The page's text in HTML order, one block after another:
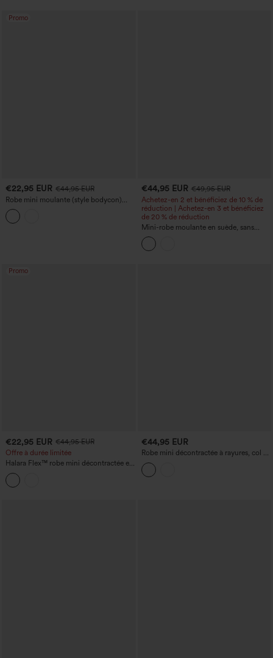
Promo
€22,95 EUR €44,95 EUR
Robe mini moulante (style bodycon)
pour le travail, manches courtes,
demi‑zip et poches
€44,95 EUR €49,95 EUR
Achetez-en 2 et bénéficiez de 10 % de
réduction | Achetez-en 3 et bénéficiez
de 20 % de réduction
Mini-robe moulante en suède, sans
manches, col rond et à franges
Promo
€22,95 EUR €44,95 EUR
Offre à durée limitée
Halara Flex™ robe mini décontractée en
denim délavé, à col en V, avec poches
€44,95 EUR
Robe mini décontractée à rayures, col en
V, manches courtes, avec poches